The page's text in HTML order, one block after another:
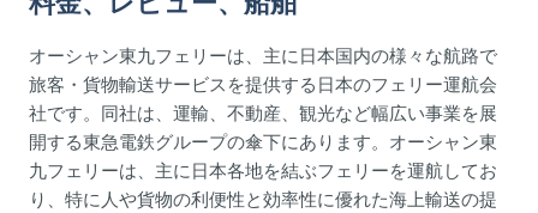
オーシャン東九フェリーは、主に日本国内の様々な航路で
旅客・貨物輸送サービスを提供する日本のフェリー運航会
社です。同社は、運輸、不動産、観光など幅広い事業を展
開する東急電鉄グループの傘下にあります。オーシャン東
九フェリーは、主に日本各地を結ぶフェリーを運航してお
り、特に人や貨物の利便性と効率性に優れた海上輸送の提